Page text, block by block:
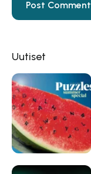
Uutiset